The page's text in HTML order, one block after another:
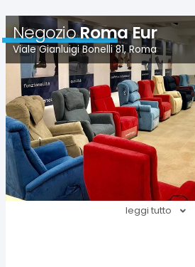
NegozioRoma Eur
Viale Gianluigi Bonelli 81, Roma
leggi tutto